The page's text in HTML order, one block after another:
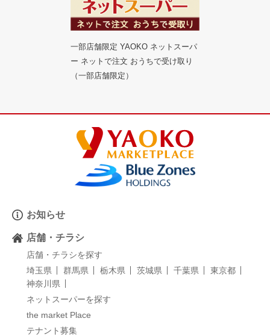
一部店舗限定 YAOKO ネットスーパ
ー ネットで注文 おうちで受け取り
（一部店舗限定）
お知らせ
店舗・チラシ
店舗・チラシを探す
埼玉県
群馬県 栃木県 茨城県 千葉県
東京都
神奈川県
ネットスーパーを探す
the market Place
テナント募集